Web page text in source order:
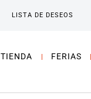
LISTA DE DESEOS
TIENDA FERIAS